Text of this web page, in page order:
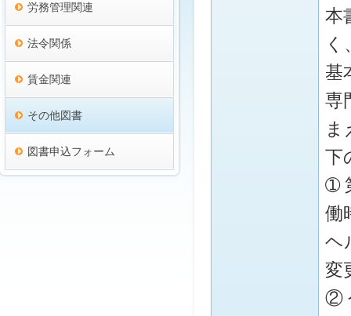
労務管理関連
法令関係
賃金関連
その他図書
図書申込フォーム
本
基
専
ま
下
➀
働
ヘ
変
②